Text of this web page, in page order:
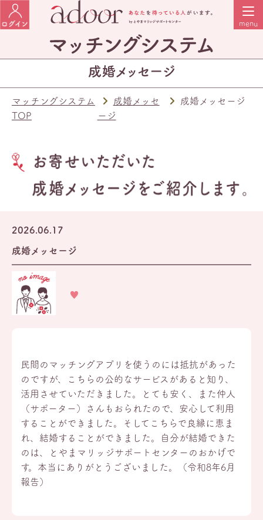
マッチングシステム
TOP
成婚メッセ
ージ
成婚メッセージ
2026.06.17
成婚メッセージ
民間のマッチングアプリを使うのには抵抗があった
のですが、こちらの公的なサービスがあると知り、
活用させていただきました。とても安く、また仲人
（サポーター）さんもおられたので、安心して利用
することができました。そしてこちらで良縁に恵ま
れ、結婚することができました。自分が結婚できた
のは、とやまマリッジサポートセンターのおかげで
す。本当にありがとうございました。（令和8年6月
報告）